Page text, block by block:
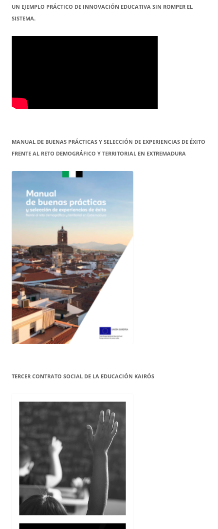
UN EJEMPLO PRÁCTICO DE INNOVACIÓN EDUCATIVA SIN ROMPER EL
SISTEMA.
MANUAL DE BUENAS PRÁCTICAS Y SELECCIÓN DE EXPERIENCIAS DE ÉXITO
FRENTE AL RETO DEMOGRÁFICO Y TERRITORIAL EN EXTREMADURA
TERCER CONTRATO SOCIAL DE LA EDUCACIÓN KAIRÓS